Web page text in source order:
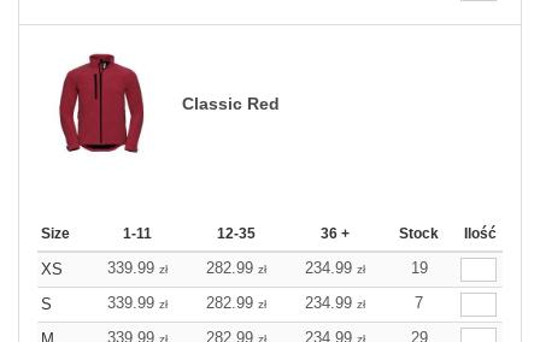
Classic Red
Size 1-11 12-35 36 + Stock Ilość
XS 339.99 zł 282.99 zł 234.99 zł
19
S
339.99 zł 282.99 zł 234.99 zł
7
339.99 zł 282.99 zł 234.99 zł
29